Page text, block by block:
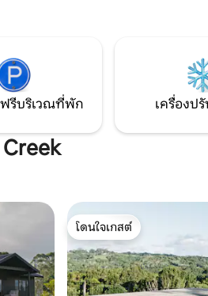
เศษที่
ห้วย
Coast Hinterland ที่งดงา
ปี ล้อมรอบด้วยพื้นที่เพาะป
รีบริเวณที่พัก เครื่องป
โดนใจเกสต์
โดนใจเกสต์